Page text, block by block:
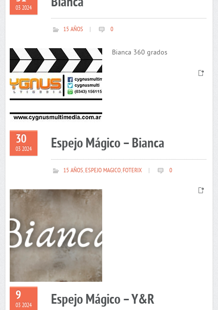
03 2024
15 AÑOS 0
Bianca 360 grados
30
03 2024 Espejo Mágico – Bianca
15 AÑOS,ESPEJO MAGICO,FOTERIX 0
9
03 2024 Espejo Mágico – Y&R